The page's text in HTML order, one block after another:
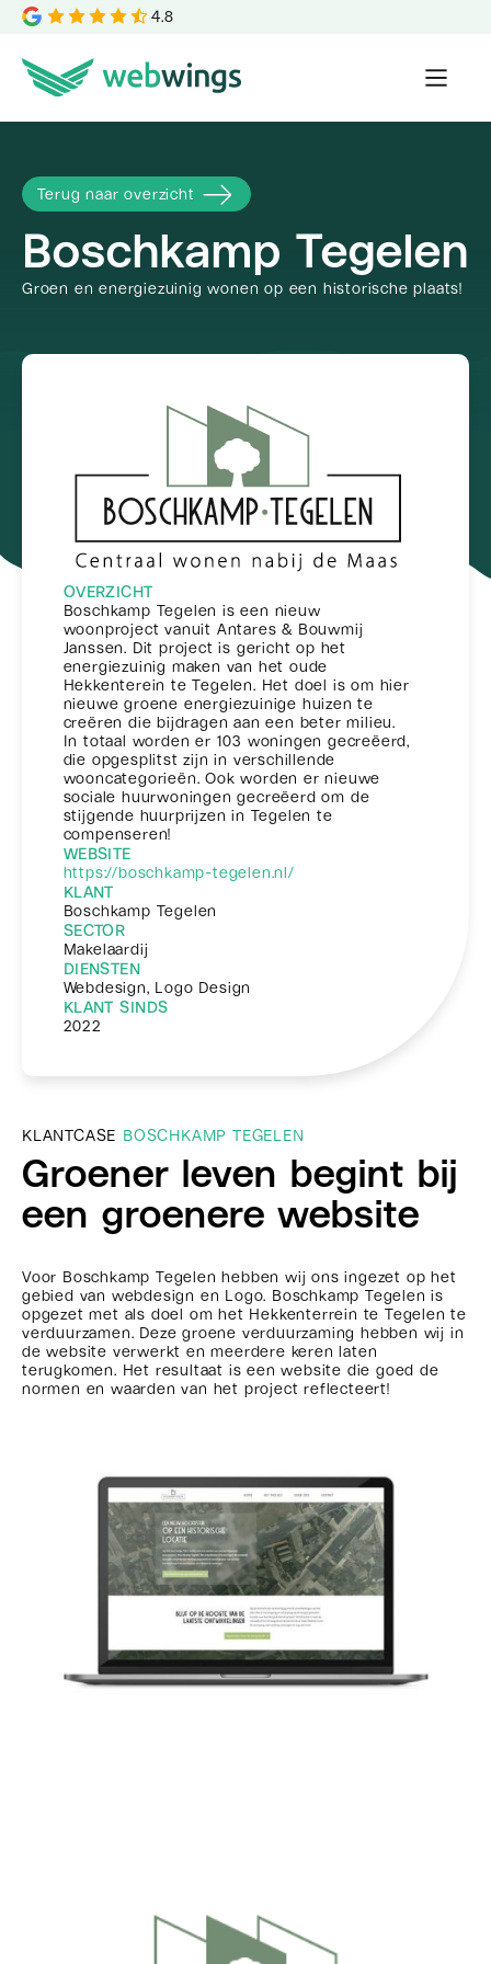
4.8
Terug naar overzicht
Boschkamp Tegelen
Groen en energiezuinig wonen op een historische plaats!
OVERZICHT
Boschkamp Tegelen is een nieuw
woonproject vanuit Antares & Bouwmij
Janssen. Dit project is gericht op het
energiezuinig maken van het oude
Hekkenterein te Tegelen. Het doel is om hier
nieuwe groene energiezuinige huizen te
creëren die bijdragen aan een beter milieu.
In totaal worden er 103 woningen gecreëerd,
die opgesplitst zijn in verschillende
wooncategorieën. Ook worden er nieuwe
sociale huurwoningen gecreëerd om de
stijgende huurprijzen in Tegelen te
compenseren!
WEBSITE
https://boschkamp-tegelen.nl/
KLANT
Boschkamp Tegelen
SECTOR
Makelaardij
DIENSTEN
Webdesign, Logo Design
KLANT SINDS
2022
KLANTCASE BOSCHKAMP TEGELEN
Groener leven begint bij
een groenere website
Voor Boschkamp Tegelen hebben wij ons ingezet op het
gebied van webdesign en Logo. Boschkamp Tegelen is
opgezet met als doel om het Hekkenterrein te Tegelen te
verduurzamen. Deze groene verduurzaming hebben wij in
de website verwerkt en meerdere keren laten
terugkomen. Het resultaat is een website die goed de
normen en waarden van het project reflecteert!